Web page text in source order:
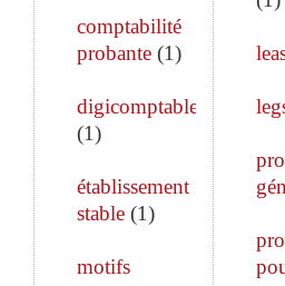
comptabilité
probante (1)
digicomptable
(1)
établissement
stable (1)
motifs